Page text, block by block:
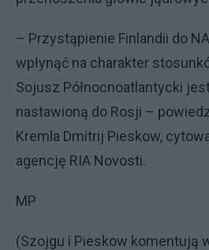
– Przystąpienie Finlandii do
wpłynąć na charakter
Sojusz Północnoatlantycki
nastawioną do Rosji –
Kremla Dmitrij Pieskow,
agencję RIA Novosti.
MP
(Szojgu i Pieskow komentują